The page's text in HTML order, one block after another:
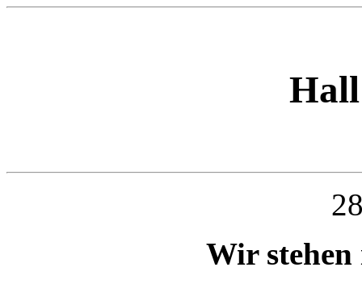
Wir